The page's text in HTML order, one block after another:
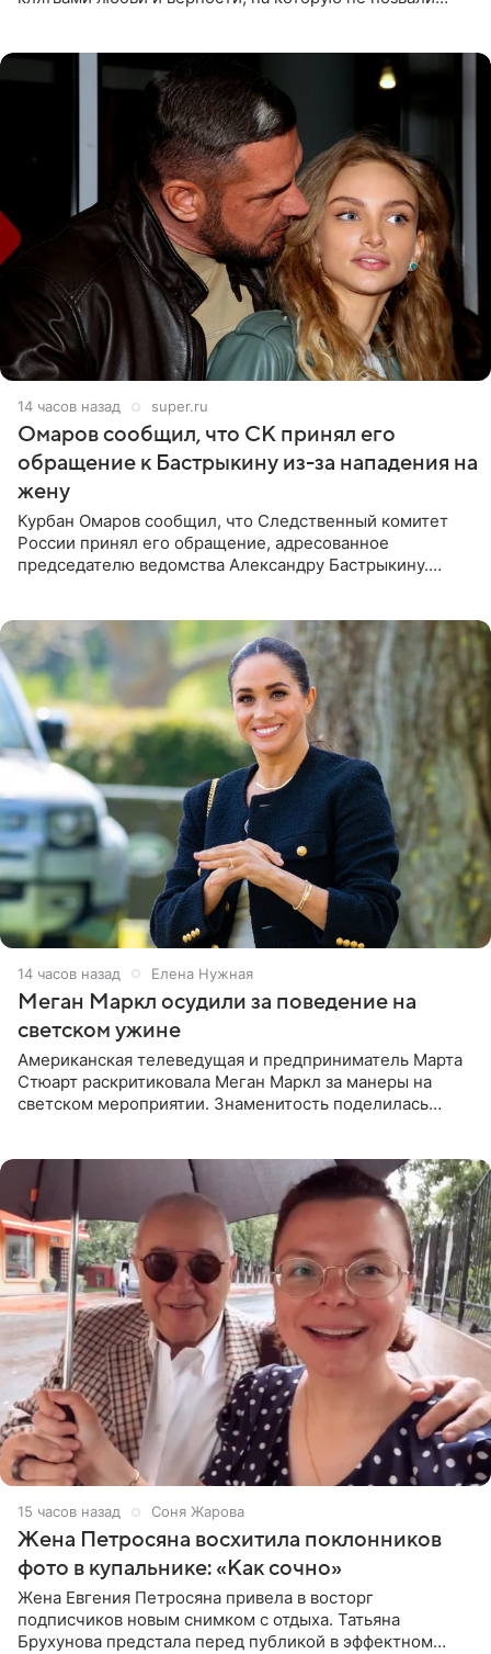
14 часов назад super.ru
Омаров сообщил, что СК принял его
обращение к Бастрыкину из-за нападения на
жену
Курбан Омаров сообщил, что Следственный комитет
России принял его обращение, адресованное
председателю ведомства Александру Бастрыкину.
14 часов назад Елена Нужная
Меган Маркл осудили за поведение на
светском ужине
Американская телеведущая и предприниматель Марта
Стюарт раскритиковала Меган Маркл за манеры на
светском мероприятии. Знаменитость поделилась
15 часов назад Соня Жарова
Жена Петросяна восхитила поклонников
фото в купальнике: «Как сочно»
Жена Евгения Петросяна привела в восторг
подписчиков новым снимком с отдыха. Татьяна
Брухунова предстала перед публикой в эффектном